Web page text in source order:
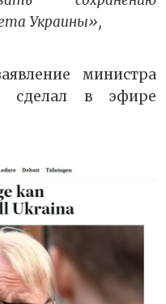
Украины»,
министра
сделал в эфире